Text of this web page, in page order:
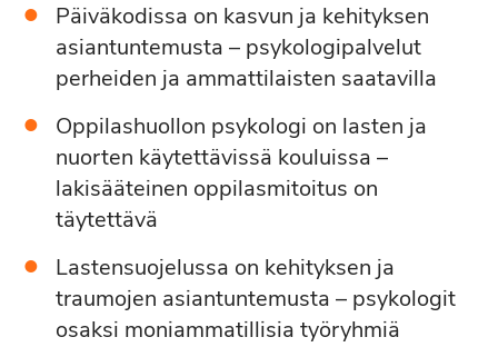
Päiväkodissa on kasvun ja kehityksen
asiantuntemusta – psykologipalvelut
perheiden ja ammattilaisten saatavilla
Oppilashuollon psykologi on lasten ja
nuorten käytettävissä kouluissa –
lakisääteinen oppilasmitoitus on
täytettävä
Lastensuojelussa on kehityksen ja
traumojen asiantuntemusta – psykologit
osaksi moniammatillisia työryhmiä